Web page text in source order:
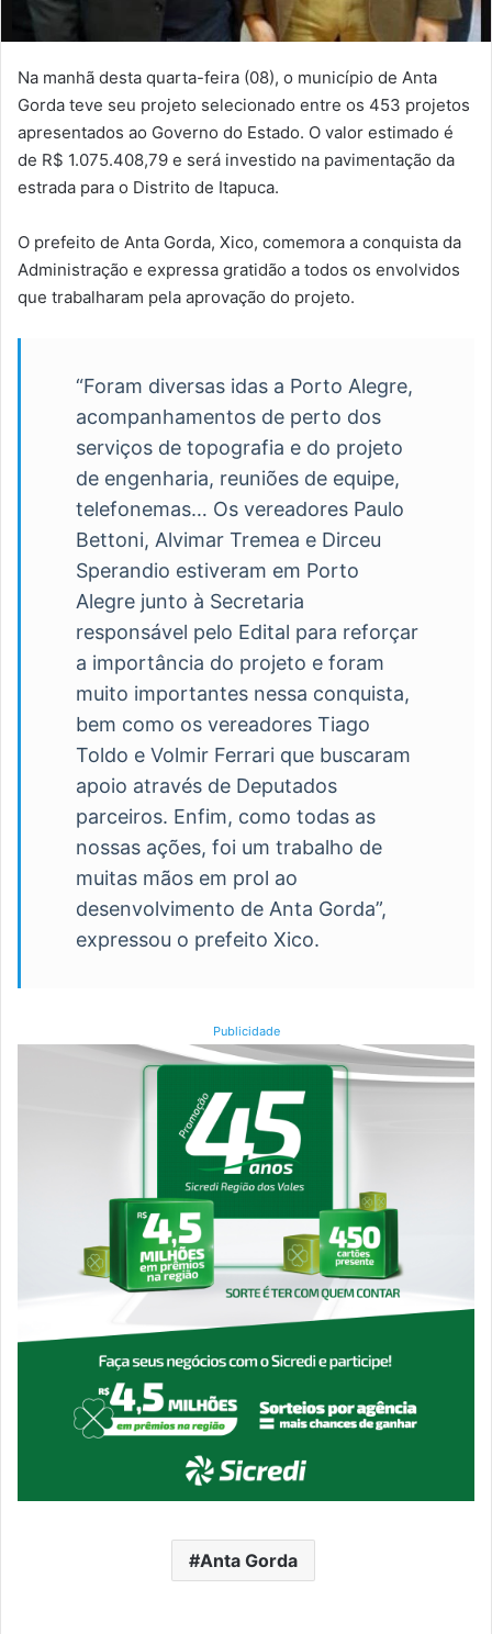
Na manhã desta quarta-feira (08), o município de Anta
Gorda teve seu projeto selecionado entre os 453 projetos
apresentados ao Governo do Estado. O valor estimado é
de R$ 1.075.408,79 e será investido na pavimentação da
estrada para o Distrito de Itapuca.
O prefeito de Anta Gorda, Xico, comemora a conquista da
Administração e expressa gratidão a todos os envolvidos
que trabalharam pela aprovação do projeto.
“Foram diversas idas a Porto Alegre,
acompanhamentos de perto dos
serviços de topografia e do projeto
de engenharia, reuniões de equipe,
telefonemas… Os vereadores Paulo
Bettoni, Alvimar Tremea e Dirceu
Sperandio estiveram em Porto
Alegre junto à Secretaria
responsável pelo Edital para reforçar
a importância do projeto e foram
muito importantes nessa conquista,
bem como os vereadores Tiago
Toldo e Volmir Ferrari que buscaram
apoio através de Deputados
parceiros. Enfim, como todas as
nossas ações, foi um trabalho de
muitas mãos em prol ao
desenvolvimento de Anta Gorda”,
expressou o prefeito Xico.
Publicidade
Anta Gorda